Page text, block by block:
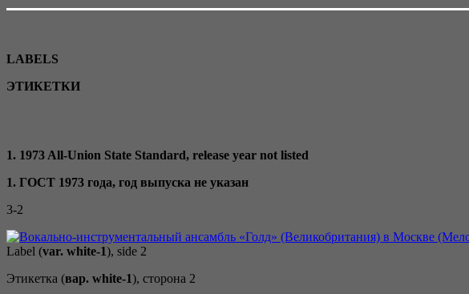
LABELS
ЭТИКЕТКИ
1. 1973 All-Union State Standard, release year not listed
1. ГОСТ 1973 года, год выпуска не указан
3-2
Label (var. white-1), side 2
Этикетка (вар. white-1), сторона 2